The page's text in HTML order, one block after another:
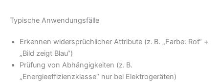
Typische Anwendungsfälle
Erkennen widersprüchlicher Attribute (z. B. „Farbe: Rot“ +
„Bild zeigt Blau“)
Prüfung von Abhängigkeiten (z. B.
„Energieeffizienzklasse“ nur bei Elektrogeräten)